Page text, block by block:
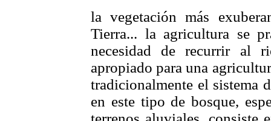
la vegetación más
Tierra... la agricultura se
necesidad de recurrir al
apropiado para una
tradicionalmente el sistema
en este tipo de bosque,